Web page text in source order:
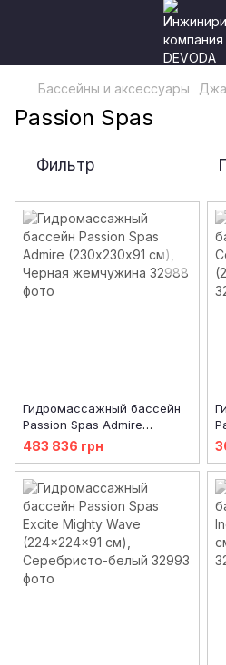
Бассейны и аксессуары
Passion Spas
Фильтр
Гидромассажный бассейн
Passion Spas Admire
(230х230х91 см), Черная
жемчужина
483 836 грн